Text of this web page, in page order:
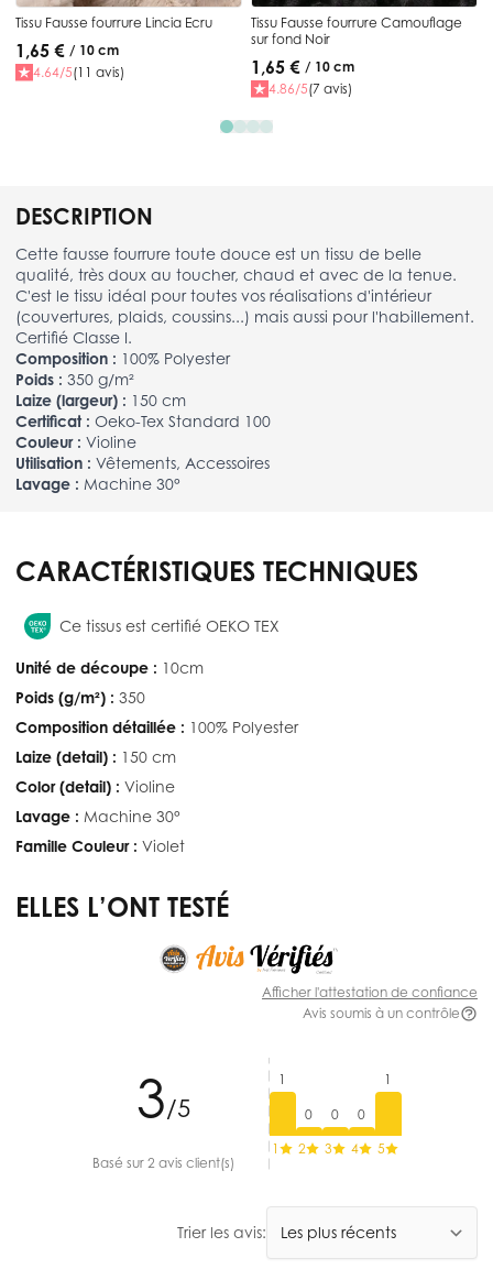
DESCRIPTION
Cette fausse fourrure toute douce est un tissu de belle
qualité, très doux au toucher, chaud et avec de la tenue.
C'est le tissu idéal pour toutes vos réalisations d'intérieur
(couvertures, plaids, coussins...) mais aussi pour l'habillement.
Certifié Classe I.
Composition : 100% Polyester
Poids : 350 g/m²
Laize (largeur) : 150 cm
Certificat : Oeko-Tex Standard 100
Couleur : Violine
Utilisation : Vêtements, Accessoires
Lavage : Machine 30°
Tissu Fausse fourrure Lincia Ecru
1,65 € / 10 cm
4.64/5(11 avis)
Tissu Fausse fourrure Camouflage
sur fond Noir
1,65 € / 10 cm
4.86/5(7 avis)
CARACTÉRISTIQUES TECHNIQUES
Ce tissus est certifié OEKO TEX
Unité de découpe : 10cm
Poids (g/m²) : 350
Composition détaillée : 100% Polyester
Laize (detail) : 150 cm
Color (detail) : Violine
Lavage : Machine 30°
Famille Couleur : Violet
ELLES L’ONT TESTÉ
Afficher l'attestation de confiance
Avis soumis à un contrôle
3/5
Basé sur 2 avis client(s)
1
1
0
2
0
3
0
4
1
5
Trier les avis: